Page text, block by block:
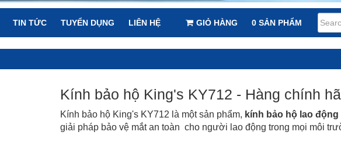
TIN TỨC TUYỂN DỤNG LIÊN HỆ GIỎ HÀNG 0 SẢN PHẨM
Kính bảo hộ King's KY712 - Hàng chính
Kính bảo hộ King's KY712 là một sản phẩm, kính bảo hộ lao động
giải pháp bảo vệ mắt an toàn cho người lao động trong mọi môi